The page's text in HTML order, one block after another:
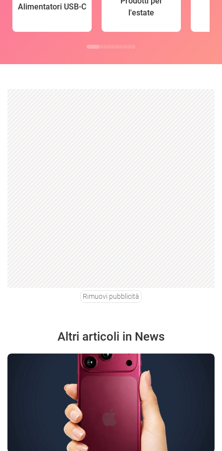
Alimentatori USB-C
l'estate
Rimuovi pubblicità
Altri articoli in News